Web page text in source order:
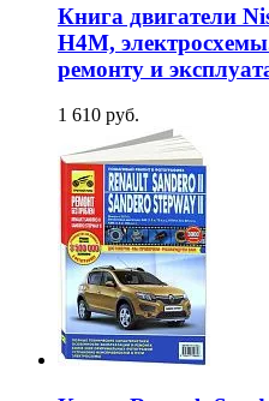
Книга двигатели
H4M,
ремонту и
1 610 руб.